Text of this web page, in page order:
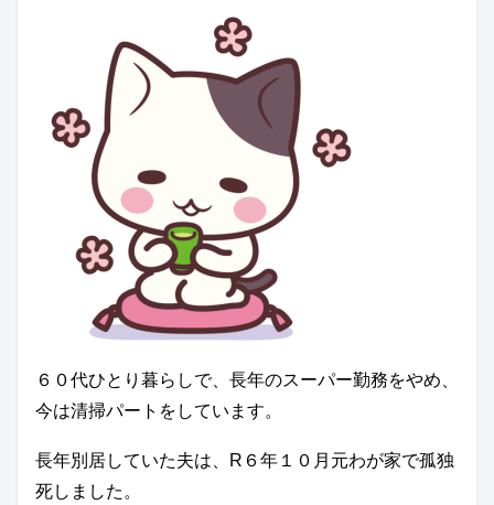
６０代ひとり暮らしで、長年のスーパー勤務をやめ、
今は清掃パートをしています。
長年別居していた夫は、R６年１０月元わが家で孤独
死しました。